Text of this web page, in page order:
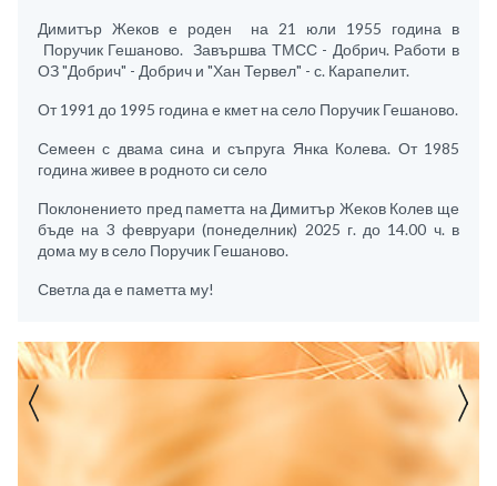
Димитър Жеков е роден на 21 юли 1955 година в
Поручик Гешаново. Завършва ТМСС - Добрич. Работи в
ОЗ "Добрич" - Добрич и "Хан Тервел" - с. Карапелит.
От 1991 до 1995 година е кмет на село Поручик Гешаново.
Семеен с двама сина и съпруга Янка Колева. От 1985
година живее в родното си село
Поклонението пред паметта на Димитър Жеков Колев ще
бъде на 3 февруари (понеделник) 2025 г. до 14.00 ч. в
дома му в село Поручик Гешаново.
Светла да е паметта му!